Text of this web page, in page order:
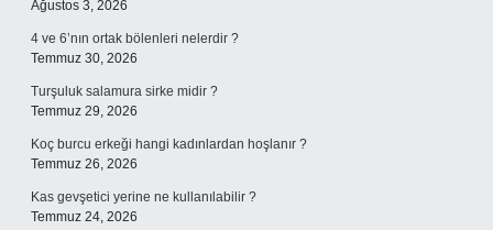
Ağustos 3, 2026
4 ve 6’nın ortak bölenleri nelerdir ?
Temmuz 30, 2026
Turşuluk salamura sirke midir ?
Temmuz 29, 2026
Koç burcu erkeği hangi kadınlardan hoşlanır ?
Temmuz 26, 2026
Kas gevşetici yerine ne kullanılabilir ?
Temmuz 24, 2026